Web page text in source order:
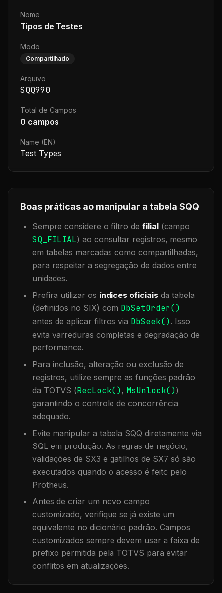
Nome
Tipos de Testes
Modo
Compartilhado
Arquivo
SQQ990
Total de Campos
0 campos
Name (EN)
Test Types
Boas práticas ao manipular a tabela SQQ
Sempre considere o filtro de filial (campo
SQ_FILIAL) ao consultar registros, mesmo
em tabelas marcadas como compartilhadas,
para respeitar a segregação de dados entre
unidades.
Prefira utilizar os índices oficiais da tabela
(definidos no SIX) com DbSetOrder()
antes de aplicar filtros via DbSeek(). Isso
evita varreduras completas e degradação de
performance.
Para inclusão, alteração ou exclusão de
registros, utilize sempre as funções padrão
da TOTVS (RecLock(), MsUnlock())
garantindo o controle de concorrência
adequado.
Evite manipular a tabela SQQ diretamente via
SQL em produção. As regras de negócio,
validações de SX3 e gatilhos de SX7 só são
executados quando o acesso é feito pelo
Protheus.
Antes de criar um novo campo
customizado, verifique se já existe um
equivalente no dicionário padrão. Campos
customizados sempre devem usar a faixa de
prefixo permitida pela TOTVS para evitar
conflitos em atualizações.